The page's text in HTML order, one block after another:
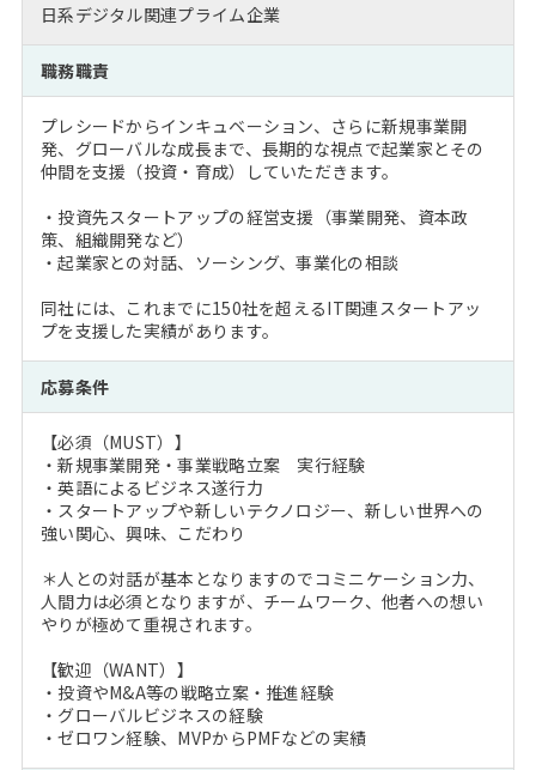
MBA留学生数の推移
MBAを生かす求人特集
年齢と年収の相関図
外資系／面接攻略のコツ
キャリアに効く一冊
注目企業インタビュー
プロ経営者の特別セミナー
Career Talk Live
MBA NETWORKING
パブリシティ
ニュースリリース
日系デジタル関連プライム企業
職務職責
プレシードからインキュベーション、さらに新規事業開
発、グローバルな成長まで、長期的な視点で起業家とその
仲間を支援（投資・育成）していただきます。
・投資先スタートアップの経営支援（事業開発、資本政
策、組織開発など）
・起業家との対話、ソーシング、事業化の相談
同社には、これまでに150社を超えるIT関連スタートアッ
プを支援した実績があります。
応募条件
【必須（MUST）】
・新規事業開発・事業戦略立案 実行経験
・英語によるビジネス遂行力
・スタートアップや新しいテクノロジー、新しい世界への
強い関心、興味、こだわり
＊人との対話が基本となりますのでコミニケーション力、
人間力は必須となりますが、チームワーク、他者への想い
やりが極めて重視されます。
【歓迎（WANT）】
・投資やM&A等の戦略立案・推進経験
・グローバルビジネスの経験
・ゼロワン経験、MVPからPMFなどの実績